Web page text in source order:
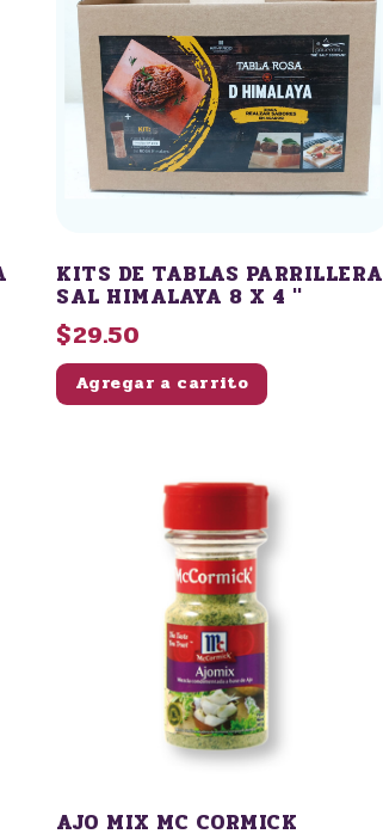
KITS DE TABLAS PARRILLERA
SAL HIMALAYA 8 X 4 "
$29.50
Agregar a carrito
AJO MIX MC CORMICK